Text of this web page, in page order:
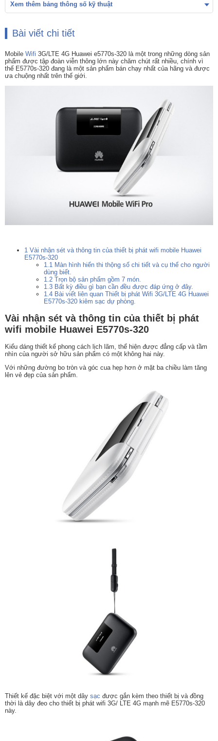
Xem thêm bảng thông số kỹ thuật
Bài viết chi tiết
Mobile Wifi 3G/LTE 4G Huawei e5770s-320 là một trong những dòng sản
phẩm được tập đoàn viễn thông lớn này chăm chút rất nhiều, chính vì
thế E5770s-320 đang là một sản phẩm bán chạy nhất của hãng và được
ưa chuộng nhất trên thế giới.
1 Vài nhận sét và thông tin của thiết bị phát wifi mobile Huawei
E5770s-320
1.1 Màn hình hiển thi thộng số chi tiết và cụ thể cho người
dùng biết.
1.2 Trọn bộ sản phẩm gồm 7 món.
1.3 Bất kỳ điều gì bạn cần đều được đáp ứng ở đây.
1.4 Bài viết liên quan Thiết bị phát Wifi 3G/LTE 4G Huawei
E5770s-320 kiêm sạc dự phòng.
Vài nhận sét và thông tin của thiết bị phát
wifi mobile Huawei E5770s-320
Kiểu dáng thiết kế phong cách lịch lãm, thể hiện được đẳng cấp và tầm
nhìn của người sở hữu sản phẩm có một không hai này.
Với những đường bo tròn và góc cua hẹp hơn ở mặt ba chiều làm tăng
lên vẻ đẹp của sản phẩm.
Thiết kế đặc biệt với một dây sạc được gắn kèm theo thiết bị và đồng
thời là dây đeo cho thiết bị phát wifi 3G/ LTE 4G mạnh mẽ E5770s-320
này.